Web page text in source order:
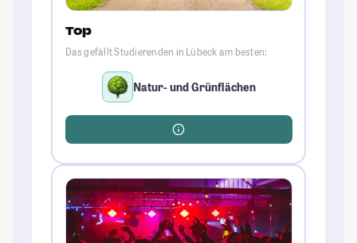
Top
Das gefällt Studierenden in Lübeck am besten:
Natur- und Grünflächen